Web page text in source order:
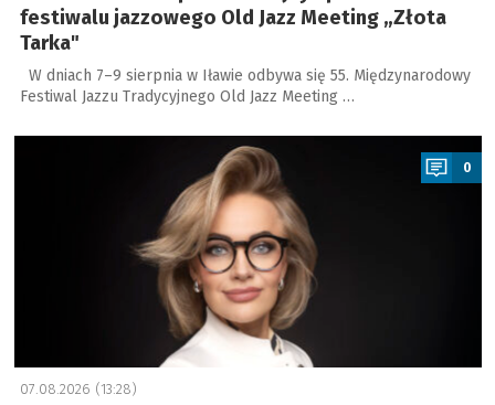
festiwalu jazzowego Old Jazz Meeting „Złota
Tarka"
W dniach 7–9 sierpnia w Iławie odbywa się 55. Międzynarodowy
Festiwal Jazzu Tradycyjnego Old Jazz Meeting …
a
0
07.08.2026 (13:28)